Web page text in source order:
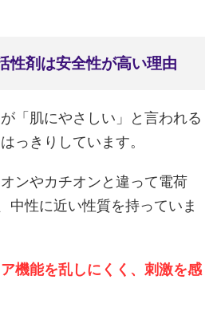
性剤は安全性が高い理由
「肌にやさしい」と言われる
っきりしています。
ンやカチオンと違って電荷
中性に近い性質を持っていま
機能を乱しにくく、刺激を感